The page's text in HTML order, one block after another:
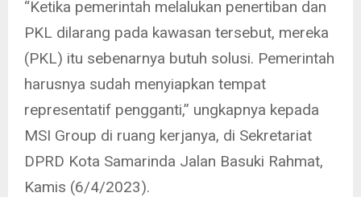
“Ketika pemerintah melalukan penertiban dan
PKL dilarang pada kawasan tersebut, mereka
(PKL) itu sebenarnya butuh solusi. Pemerintah
harusnya sudah menyiapkan tempat
representatif pengganti,” ungkapnya kepada
MSI Group di ruang kerjanya, di Sekretariat
DPRD Kota Samarinda Jalan Basuki Rahmat,
Kamis (6/4/2023).